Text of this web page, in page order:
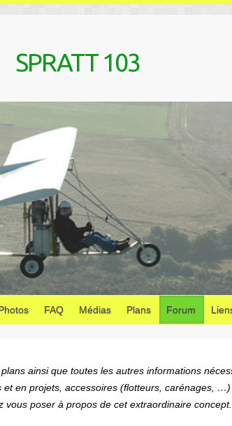
SPRATT 103
FAQ Médias Plans Forum
ainsi que toutes les autres informations
en projets, accessoires (flotteurs, carénages,
vous poser à propos de cet extraordinaire concept.